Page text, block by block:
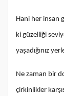
Hani her insan
ki güzelliği
yaşadığınız
Ne zaman bir
çirkinlikler